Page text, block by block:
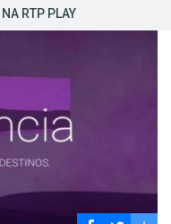
NA RTP PLAY